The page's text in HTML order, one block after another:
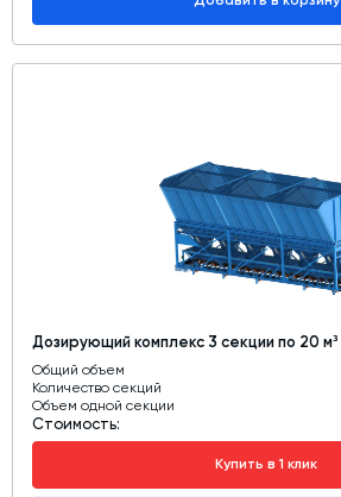
Дозирующий комплекс 3 секции по 20 м³
Общий объем
Количество секций
Объем одной секции
Стоимость:
Купить в 1 клик